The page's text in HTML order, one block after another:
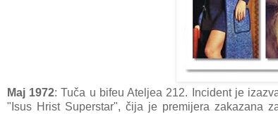
Maj 1972: Tuča u bifeu Ateljea 212. Incident je
"Isus Hrist Superstar", čija je premijera zakazana